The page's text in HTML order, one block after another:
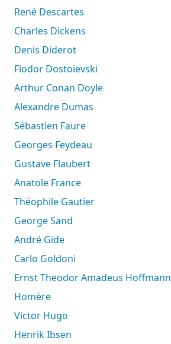
René Descartes
Charles Dickens
Denis Diderot
Fiodor Dostoïevski
Arthur Conan Doyle
Alexandre Dumas
Sébastien Faure
Georges Feydeau
Gustave Flaubert
Anatole France
Théophile Gautier
George Sand
André Gide
Carlo Goldoni
Ernst Theodor Amadeus Hoffmann
Homère
Victor Hugo
Henrik Ibsen